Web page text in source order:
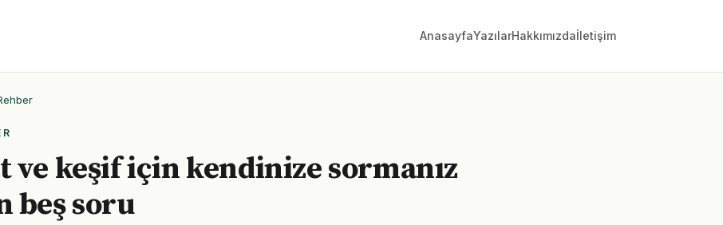
AnasayfaYazılarHakkımızdaİletişim
ve keşif için kendinize sormanız
beş soru